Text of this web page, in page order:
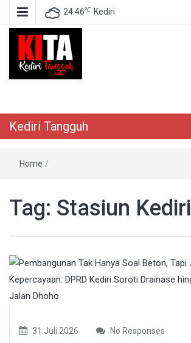
24.46℃ Kediri
Kediri Tangguh
Home /
Tag: Stasiun Kediri
31 Juli 2026 No Responses